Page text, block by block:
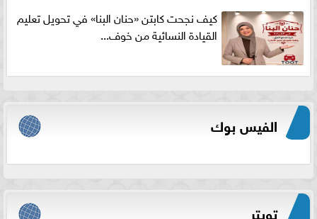
كيف نجحت كابتن «حنان البنا» في تحويل تعليم
القيادة النسائية من خوف...
الفيس بوك
تويتر